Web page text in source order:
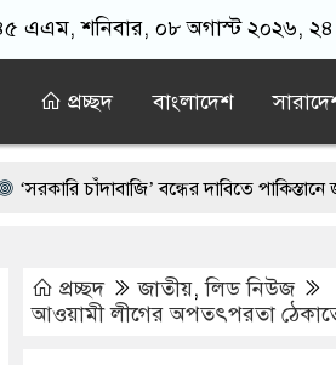
এএম, শনিবার, ০৮ অগাস্ট ২০২৬, ২৪
প্রচ্ছদ বাংলাদেশ
বন্ধের দাবিতে পাকিস্তানে জামায়াতের
রাতে গানের আসর মাতালেন, সকালে আর
রাজনৈতিক পরিচয়ে বিচার করা উচিত
প্রচ্ছদ জাতীয়,লিড নিউজ
আওয়ামী লীগের অপতৎপরতা ঠেকাতেই